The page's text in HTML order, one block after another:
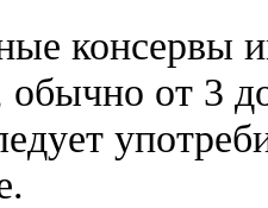
консервы
обычно от 3